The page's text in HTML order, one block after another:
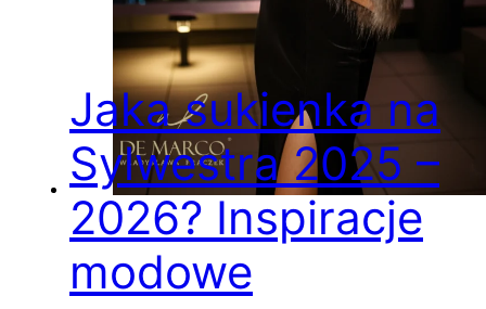
Jaka sukienka na
Sylwestra 2025 –
2026? Inspiracje
modowe